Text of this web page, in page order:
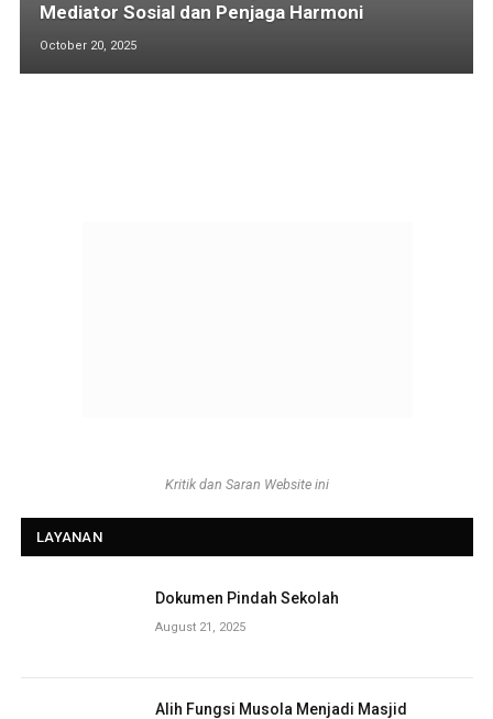
Mediator Sosial dan Penjaga Harmoni
October 20, 2025
Kritik dan Saran Website ini
LAYANAN
Dokumen Pindah Sekolah
August 21, 2025
Alih Fungsi Musola Menjadi Masjid